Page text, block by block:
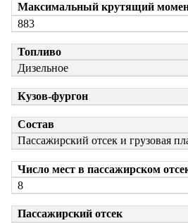
Максимальный крутящий
883
Топливо
Дизельное
Кузов-фургон
Состав
Пассажирский отсек и грузовая
Число мест в пассажирском
8
Пассажирский отсек